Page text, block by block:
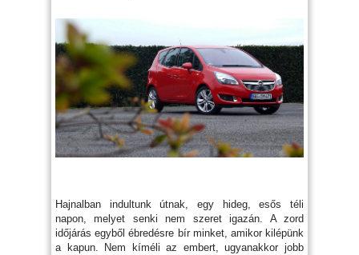
Hajnalban indultunk útnak, egy hideg, esős téli
napon, melyet senki nem szeret igazán. A zord
időjárás egyből ébredésre bír minket, amikor kilépünk
a kapun. Nem kíméli az embert, ugyanakkor jobb